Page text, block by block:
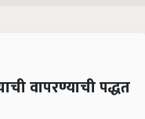
वापरण्याची पद्धत